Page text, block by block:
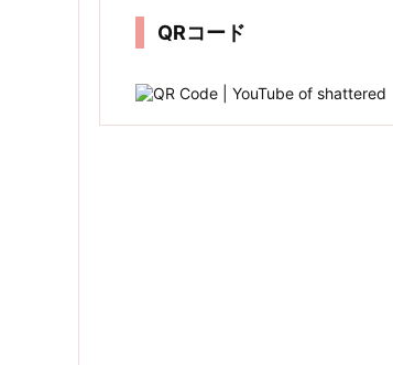
QRコード